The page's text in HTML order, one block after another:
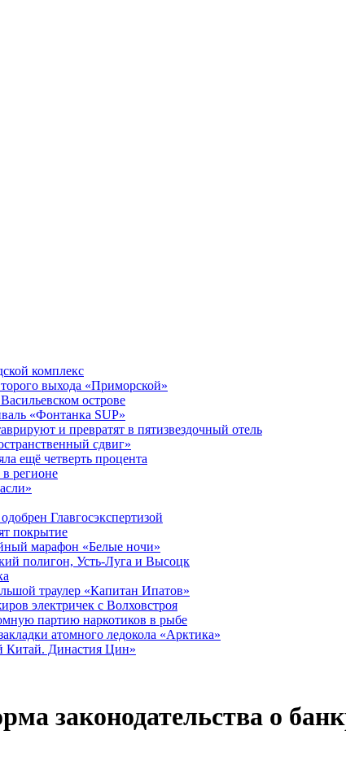
комплекс
выхода «Приморской»
острове
«Фонтанка SUP»
и превратят в пятизвездочный отель
сдвиг»
ещё четверть процента
регионе
Главгосэкспертизой
покрытие
марафон «Белые ночи»
полигон, Усть-Луга и Высоцк
траулер «Капитан Ипатов»
электричек с Волховстроя
партию наркотиков в рыбе
атомного ледокола «Арктика»
Китай. Династия Цин»
законодательства о